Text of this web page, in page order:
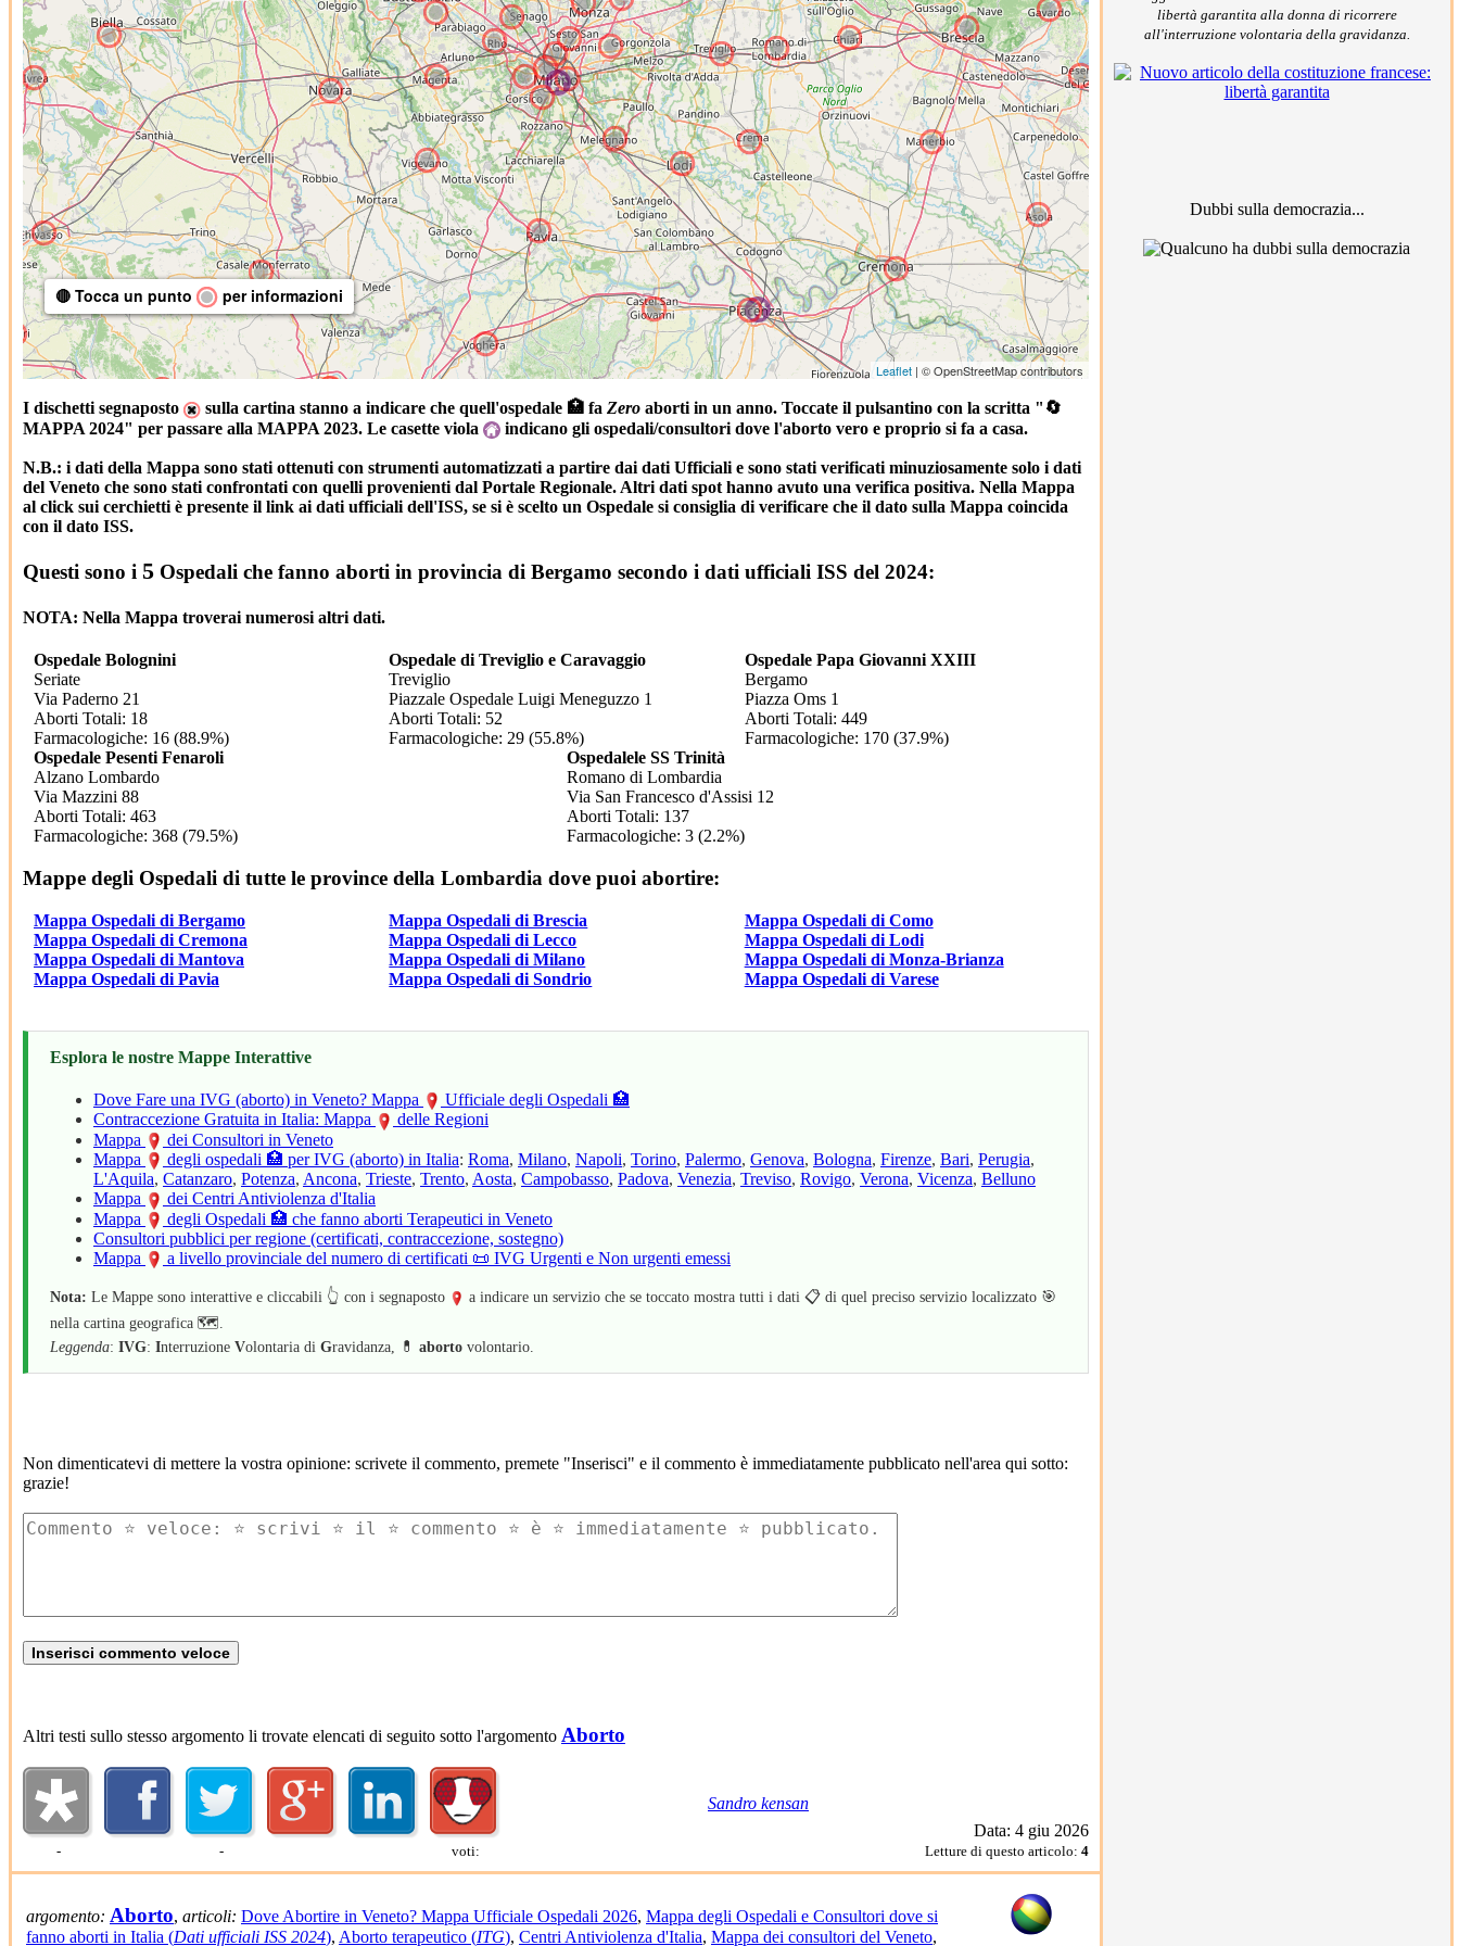
2
🔴 Tocca un punto per informazioni
Leaflet | © OpenStreetMap contributors
I dischetti segnaposto sulla cartina stanno a indicare che quell'ospedale 🏥 fa Zero aborti in un anno. Toccate il pulsantino con la scritta "🔄
MAPPA 2024" per passare alla MAPPA 2023. Le casette viola
indicano gli ospedali/consultori dove l'aborto vero e proprio si fa a casa.
N.B.: i dati della Mappa sono stati ottenuti con strumenti automatizzati a partire dai dati Ufficiali e sono stati verificati minuziosamente solo i dati
del Veneto che sono stati confrontati con quelli provenienti dal Portale Regionale. Altri dati spot hanno avuto una verifica positiva. Nella Mappa
al click sui cerchietti è presente il link ai dati ufficiali dell'ISS, se si è scelto un Ospedale si consiglia di verificare che il dato sulla Mappa coincida
con il dato ISS.
Questi sono i 5 Ospedali che fanno aborti in provincia di Bergamo secondo i dati ufficiali ISS del 2024:
NOTA: Nella Mappa troverai numerosi altri dati.
Ospedale Bolognini
Seriate
Via Paderno 21
Aborti Totali: 18
Farmacologiche: 16 (88.9%)
Ospedale di Treviglio e Caravaggio
Treviglio
Piazzale Ospedale Luigi Meneguzzo 1
Aborti Totali: 52
Farmacologiche: 29 (55.8%)
Ospedale Papa Giovanni XXIII
Bergamo
Piazza Oms 1
Aborti Totali: 449
Farmacologiche: 170 (37.9%)
Ospedale Pesenti Fenaroli
Alzano Lombardo
Via Mazzini 88
Aborti Totali: 463
Farmacologiche: 368 (79.5%)
Ospedalele SS Trinità
Romano di Lombardia
Via San Francesco d'Assisi 12
Aborti Totali: 137
Farmacologiche: 3 (2.2%)
Mappe degli Ospedali di tutte le province della Lombardia dove puoi abortire:
Mappa Ospedali di Bergamo Mappa Ospedali di Brescia
Mappa Ospedali di Como
Mappa Ospedali di Cremona
Mappa Ospedali di Lecco
Mappa Ospedali di Lodi
Mappa Ospedali di Mantova
Mappa Ospedali di Milano
Mappa Ospedali di Monza-Brianza
Mappa Ospedali di Pavia
Mappa Ospedali di Sondrio Mappa Ospedali di Varese
Esplora le nostre Mappe Interattive
Dove Fare una IVG (aborto) in Veneto? Mappa
Ufficiale degli Ospedali 🏥
Contraccezione Gratuita in Italia: Mappa
delle Regioni
Mappa
dei Consultori in Veneto
Mappa
degli ospedali 🏥 per IVG (aborto) in Italia: Roma, Milano, Napoli, Torino, Palermo, Genova, Bologna, Firenze, Bari, Perugia,
L'Aquila, Catanzaro, Potenza, Ancona, Trieste, Trento, Aosta, Campobasso, Padova, Venezia, Treviso, Rovigo, Verona, Vicenza, Belluno
Mappa
dei Centri Antiviolenza d'Italia
Mappa
degli Ospedali 🏥 che fanno aborti Terapeutici in Veneto
Consultori pubblici per regione (certificati, contraccezione, sostegno)
Mappa
a livello provinciale del numero di certificati 📜 IVG Urgenti e Non urgenti emessi
Nota: Le Mappe sono interattive e cliccabili 👆 con i segnaposto
a indicare un servizio che se toccato mostra tutti i dati 📋 di quel preciso servizio localizzato 🎯
nella cartina geografica 🗺️.
Leggenda: IVG: Interruzione Volontaria di Gravidanza, 💊 aborto volontario.
Non dimenticatevi di mettere la vostra opinione: scrivete il commento, premete "Inserisci" e il commento è immediatamente pubblicato nell'area qui sotto:
grazie!
Altri testi sullo stesso argomento li trovate elencati di seguito sotto l'argomento Aborto
- - voti:
Sandro kensan
Data: 4 giu 2026
Letture di questo articolo: 4
argomento: Aborto, articoli: Dove Abortire in Veneto? Mappa Ufficiale Ospedali 2026, Mappa degli Ospedali e Consultori dove si
fanno aborti in Italia (Dati ufficiali ISS 2024), Aborto terapeutico (ITG), Centri Antiviolenza d'Italia, Mappa dei consultori del Veneto,
libertà garantita alla donna di ricorrere
all'interruzione volontaria della gravidanza.
Dubbi sulla democrazia...